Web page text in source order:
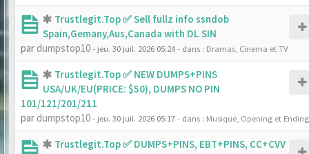
Trustlegit.Top ✅ Sell fullz info ssndob
Spain,Gemany,Aus,Canada with DL SIN
par dumpstop10- jeu. 30 juil. 2026 05:24- dans : Dramas, Cinema et TV
Trustlegit.Top ✅ NEW DUMPS+PINS
USA/UK/EU(PRICE: $50), DUMPS NO PIN
101/121/201/211
par dumpstop10- jeu. 30 juil. 2026 05:17- dans : Musique, Opening et Ending
Trustlegit.Top ✅ DUMPS+PINS, EBT+PINS, CC+CVV